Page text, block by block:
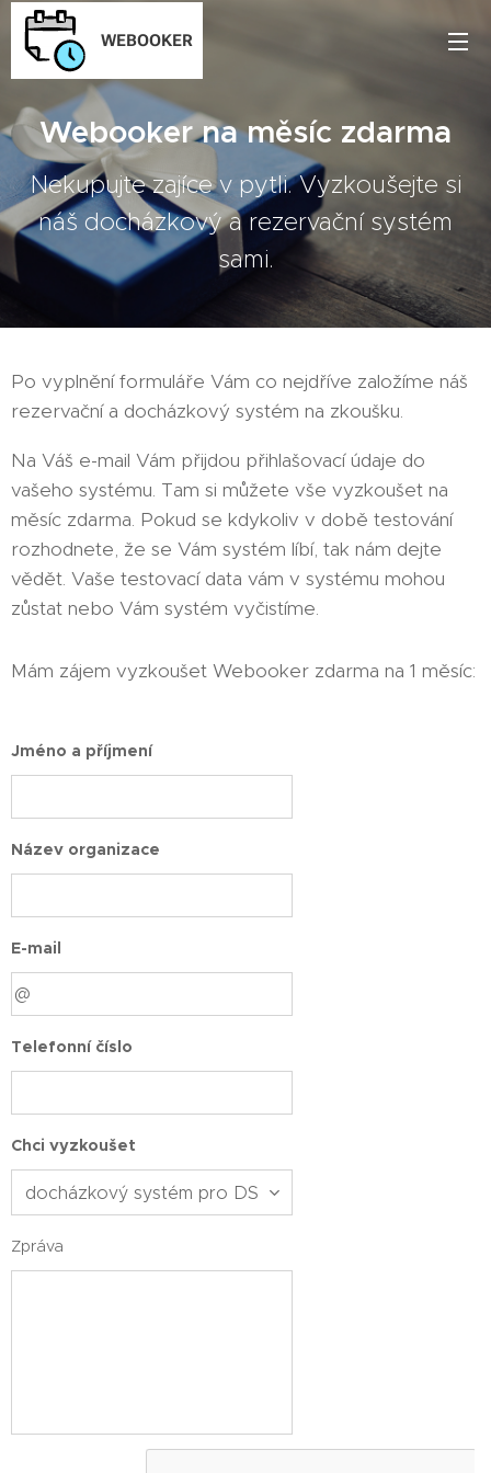
WEBOOKER
Webooker na měsíc zdarma
Nekupujte zajíce v pytli. Vyzkoušejte si
náš docházkový a rezervační systém
sami.
Po vyplnění formuláře Vám co nejdříve založíme náš
rezervační a docházkový systém na zkoušku.
Na Váš e-mail Vám přijdou přihlašovací údaje do
vašeho systému. Tam si můžete vše vyzkoušet na
měsíc zdarma. Pokud se kdykoliv v době testování
rozhodnete, že se Vám systém líbí, tak nám dejte
vědět. Vaše testovací data vám v systému mohou
zůstat nebo Vám systém vyčistíme.
Mám zájem vyzkoušet Webooker zdarma na 1 měsíc:
Jméno a příjmení
Název organizace
E-mail
Telefonní číslo
Chci vyzkoušet
Zpráva